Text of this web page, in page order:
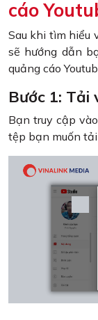
cáo
Sau khi tìm hiểu
sẽ hướng dẫn
quảng cáo
Bước 1: Tải
Bạn truy cập
tệp bạn muốn